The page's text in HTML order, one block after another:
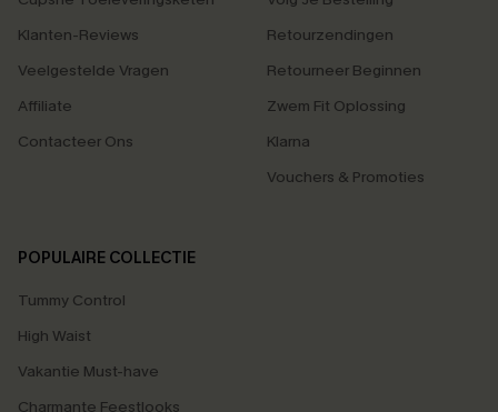
Klanten-Reviews
Veelgestelde Vragen
Affiliate
Contacteer Ons
Retourzendingen
Retourneer Beginnen
Zwem Fit Oplossing
Klarna
Vouchers & Promoties
POPULAIRE COLLECTIE
Tummy Control
High Waist
Vakantie Must-have
Charmante Feestlooks